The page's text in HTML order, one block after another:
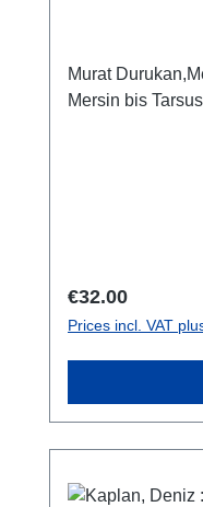
Murat
Mersin bis
Regular price:
€32.00
Prices incl. VAT